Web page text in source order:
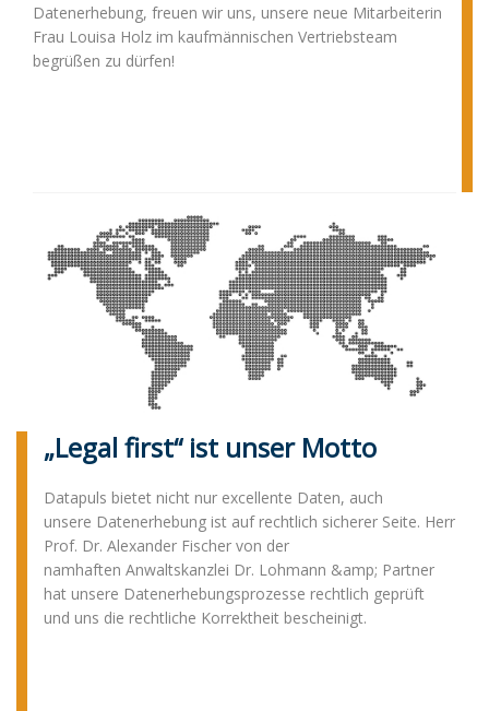
Datenerhebung, freuen wir uns, unsere neue Mitarbeiterin
Frau Louisa Holz im kaufmännischen Vertriebsteam
begrüßen zu dürfen!
„Legal first“ ist unser Motto
Datapuls bietet nicht nur excellente Daten, auch
unsere Datenerhebung ist auf rechtlich sicherer Seite. Herr
Prof. Dr. Alexander Fischer von der
namhaften Anwaltskanzlei Dr. Lohmann &amp; Partner
hat unsere Datenerhebungsprozesse rechtlich geprüft
und uns die rechtliche Korrektheit bescheinigt.